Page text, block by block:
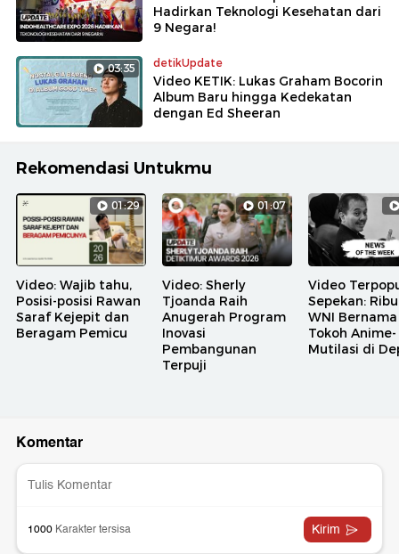
Hadirkan Teknologi Kesehatan dari
9 Negara!
03:35 detikUpdate
Video KETIK: Lukas Graham Bocorin
Album Baru hingga Kedekatan
dengan Ed Sheeran
Rekomendasi Untukmu
01:29
Video: Wajib tahu,
Posisi-posisi Rawan
Saraf Kejepit dan
Beragam Pemicu
01:07
Video: Sherly
Tjoanda Raih
Anugerah Program
Inovasi
Pembangunan
Terpuji
Video
Sepekan:
WNI Bernama
Tokoh Anime-
Mutilasi di